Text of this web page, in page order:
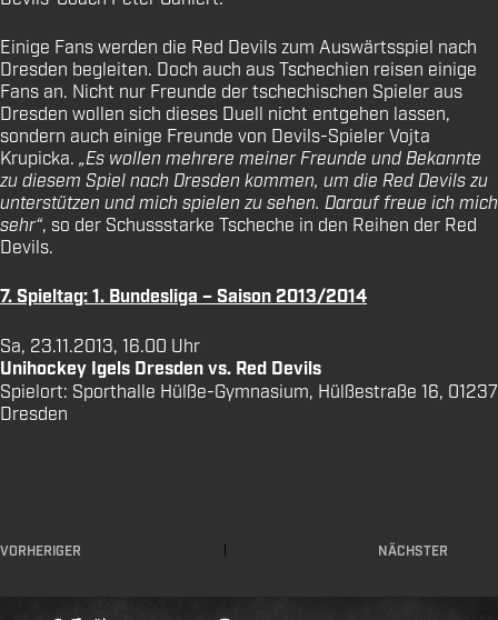
Einige Fans werden die Red Devils zum Auswärtsspiel nach
Dresden begleiten. Doch auch aus Tschechien reisen einige
Fans an. Nicht nur Freunde der tschechischen Spieler aus
Dresden wollen sich dieses Duell nicht entgehen lassen,
sondern auch einige Freunde von Devils-Spieler Vojta
Krupicka. „Es wollen mehrere meiner Freunde und Bekannte
zu diesem Spiel nach Dresden kommen, um die Red Devils zu
unterstützen und mich spielen zu sehen. Darauf freue ich mich
sehr“, so der Schussstarke Tscheche in den Reihen der Red
Devils.
7. Spieltag: 1. Bundesliga – Saison 2013/2014
Sa, 23.11.2013, 16.00 Uhr
Unihockey Igels Dresden vs. Red Devils
Spielort: Sporthalle Hülße-Gymnasium, Hülßestraße 16, 01237
Dresden
VORHERIGER NÄCHSTER